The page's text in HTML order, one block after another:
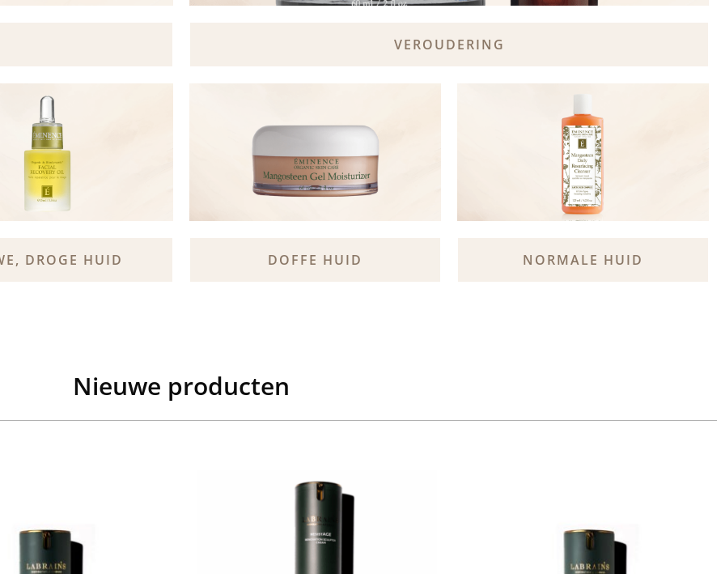
VEROUDERING
DROGE HUID DOFFE HUID NORMALE HUID
Nieuwe producten